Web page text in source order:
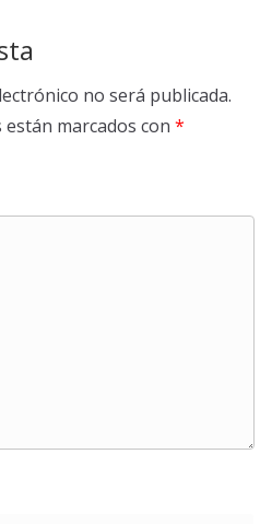
no será publicada.
marcados con *